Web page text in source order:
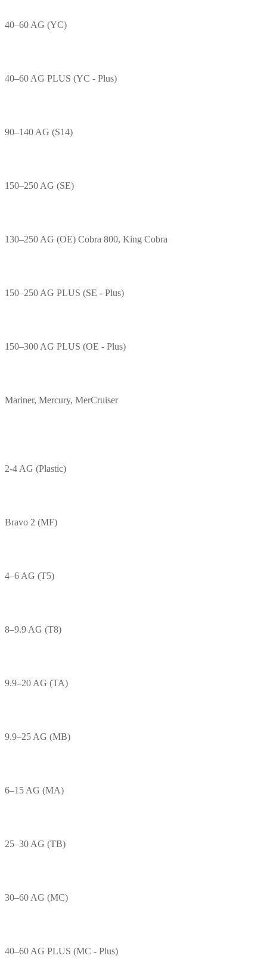
40–60 AG (YC)
40–60 AG PLUS (YC - Plus)
90–140 AG (S14)
150–250 AG (SE)
130–250 AG (OE) Cobra 800, King Cobra
150–250 AG PLUS (SE - Plus)
150–300 AG PLUS (OE - Plus)
Mariner, Mercury, MerCruiser
2-4 AG (Plastic)
Bravo 2 (MF)
4–6 AG (T5)
8–9.9 AG (T8)
9.9–20 AG (TA)
9.9–25 AG (MB)
6–15 AG (MA)
25–30 AG (TB)
30–60 AG (MC)
40–60 AG PLUS (MC - Plus)